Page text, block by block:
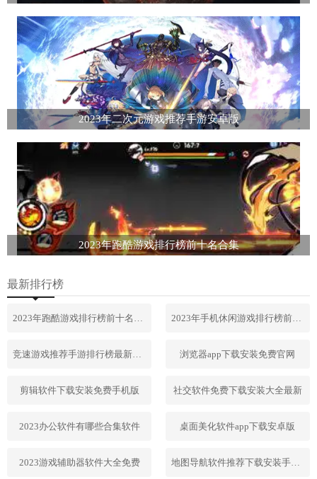
2023年二次元游戏推荐手游安卓版
2023年跑酷游戏排行榜前十名合集
最新排行榜
2023年跑酷游戏排行榜前十名合集 2023年手机休闲游戏排行榜前十名
竞速游戏推荐手游排行榜最新2023 浏览器app下载安装免费官网
剪辑软件下载安装免费手机版 社交软件免费下载安装大全最新
2023办公软件有哪些合集软件 桌面美化软件app下载安卓版
2023游戏辅助器软件大全免费 地图导航软件推荐下载安装手机版